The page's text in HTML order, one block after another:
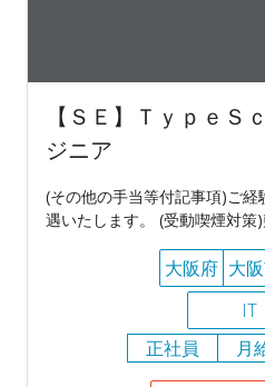
【ＳＥ】ＴｙｐｅＳ
ジニア
(その他の手当等付記事項)ご
遇いたします。 (受動喫煙対策
大阪府 大
IT
正社員
月